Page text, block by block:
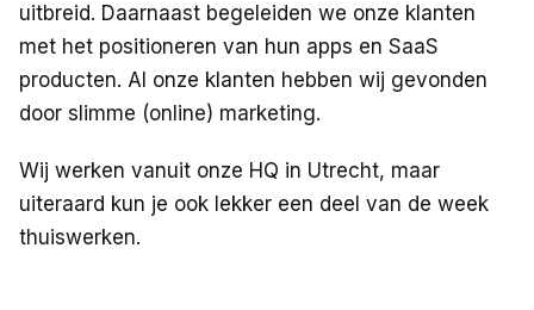
uitbreid. Daarnaast begeleiden we onze klanten
met het positioneren van hun apps en SaaS
producten. Al onze klanten hebben wij gevonden
door slimme (online) marketing.
Wij werken vanuit onze HQ in Utrecht, maar
uiteraard kun je ook lekker een deel van de week
thuiswerken.